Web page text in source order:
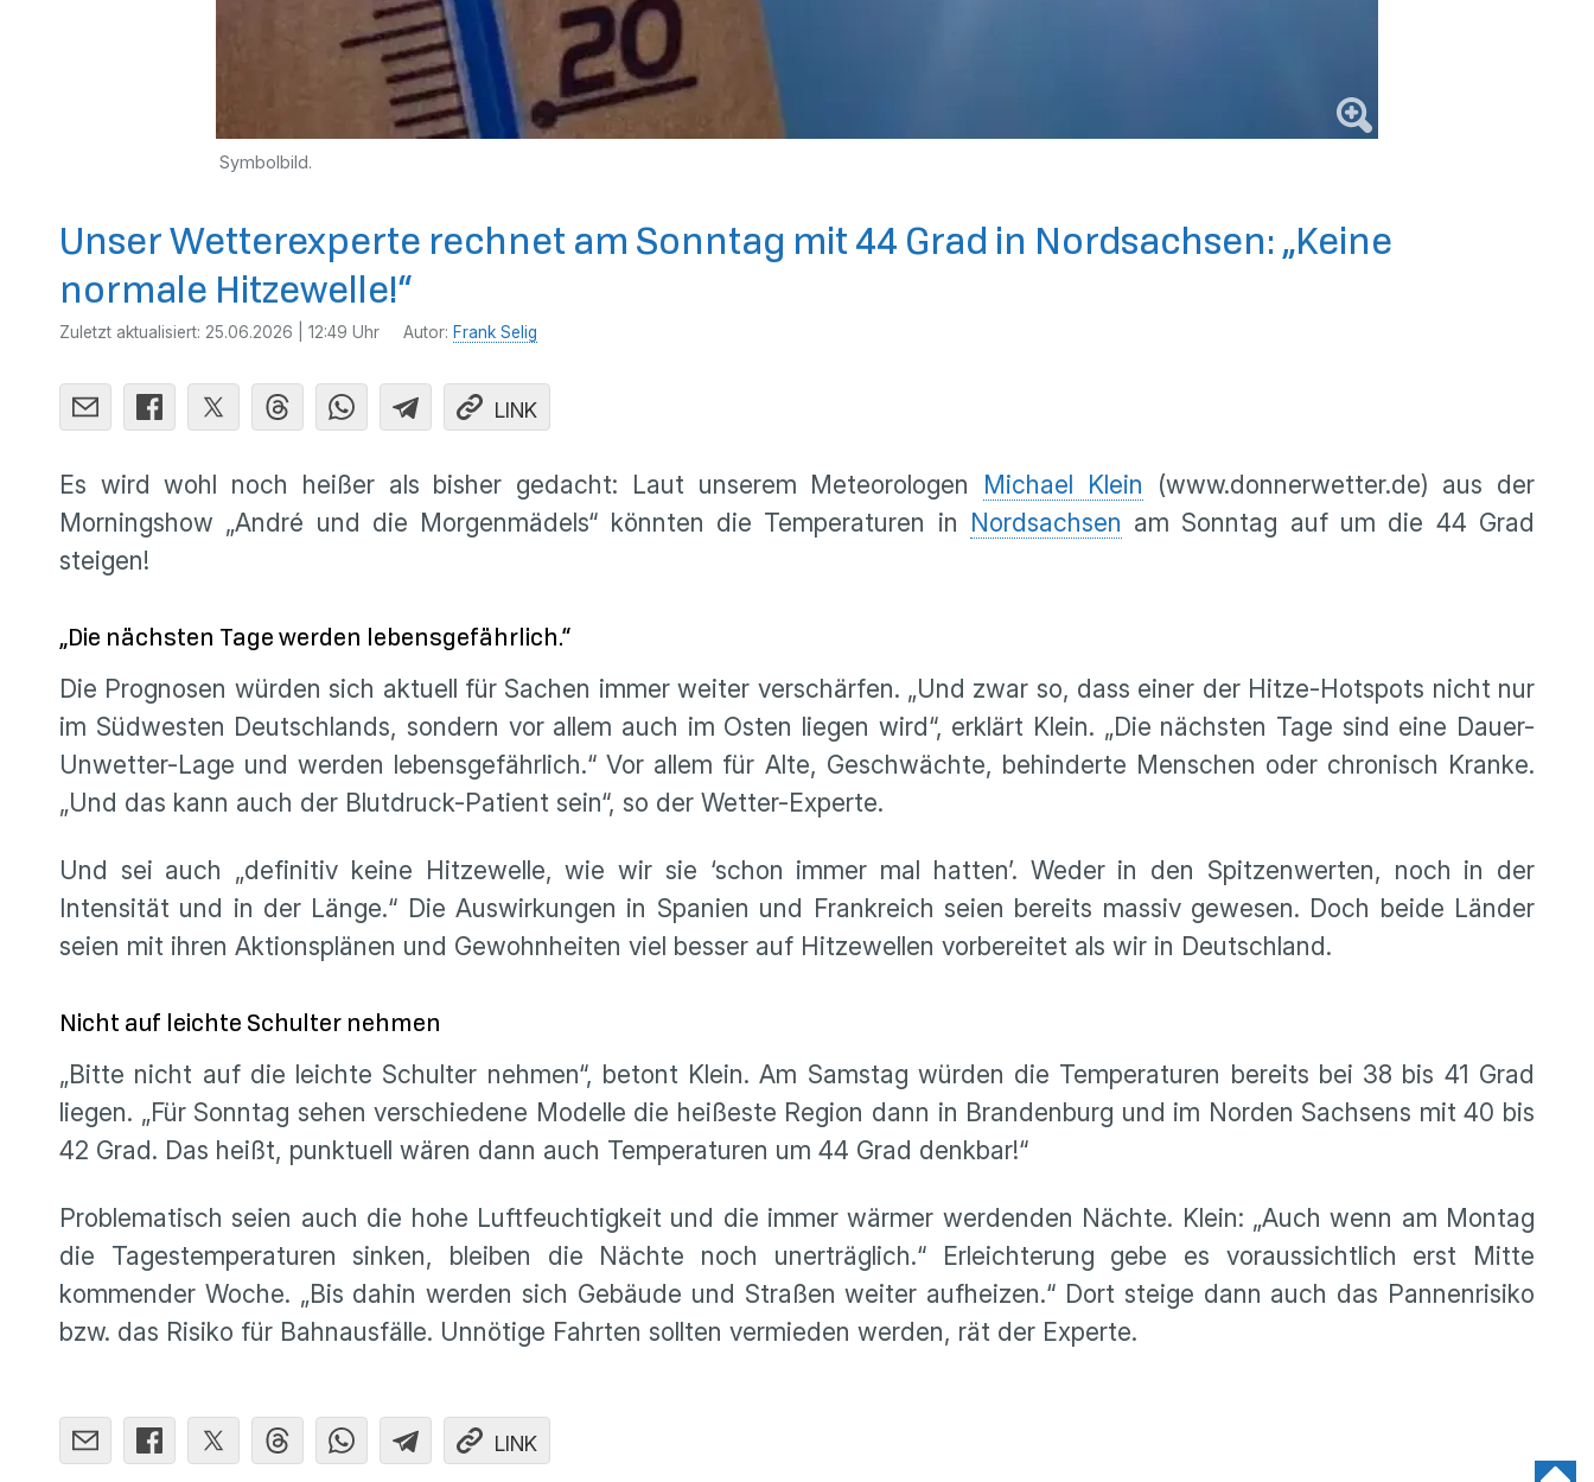
Symbolbild.
Unser Wetterexperte rechnet am Sonntag mit 44 Grad in Nordsachsen: „Keine
normale Hitzewelle!“
Zuletzt aktualisiert: 25.06.2026 | 12:49 Uhr Autor: Frank Selig
LINK
Es wird wohl noch heißer als bisher gedacht: Laut unserem Meteorologen Michael Klein (www.donnerwetter.de) aus der
Morningshow „André und die Morgenmädels“ könnten die Temperaturen in Nordsachsen am Sonntag auf um die 44 Grad
steigen!
„Die nächsten Tage werden lebensgefährlich.“
Die Prognosen würden sich aktuell für Sachen immer weiter verschärfen. „Und zwar so, dass einer der Hitze-Hotspots nicht nur
im Südwesten Deutschlands, sondern vor allem auch im Osten liegen wird“, erklärt Klein. „Die nächsten Tage sind eine Dauer-
Unwetter-Lage und werden lebensgefährlich.“ Vor allem für Alte, Geschwächte, behinderte Menschen oder chronisch Kranke.
„Und das kann auch der Blutdruck-Patient sein“, so der Wetter-Experte.
Und sei auch „definitiv keine Hitzewelle, wie wir sie ‘schon immer mal hatten’. Weder in den Spitzenwerten, noch in der
Intensität und in der Länge.“ Die Auswirkungen in Spanien und Frankreich seien bereits massiv gewesen. Doch beide Länder
seien mit ihren Aktionsplänen und Gewohnheiten viel besser auf Hitzewellen vorbereitet als wir in Deutschland.
Nicht auf leichte Schulter nehmen
„Bitte nicht auf die leichte Schulter nehmen“, betont Klein. Am Samstag würden die Temperaturen bereits bei 38 bis 41 Grad
liegen. „Für Sonntag sehen verschiedene Modelle die heißeste Region dann in Brandenburg und im Norden Sachsens mit 40 bis
42 Grad. Das heißt, punktuell wären dann auch Temperaturen um 44 Grad denkbar!“
Problematisch seien auch die hohe Luftfeuchtigkeit und die immer wärmer werdenden Nächte. Klein: „Auch wenn am Montag
die Tagestemperaturen sinken, bleiben die Nächte noch unerträglich.“ Erleichterung gebe es voraussichtlich erst Mitte
kommender Woche. „Bis dahin werden sich Gebäude und Straßen weiter aufheizen.“ Dort steige dann auch das Pannenrisiko
bzw. das Risiko für Bahnausfälle. Unnötige Fahrten sollten vermieden werden, rät der Experte.
LINK